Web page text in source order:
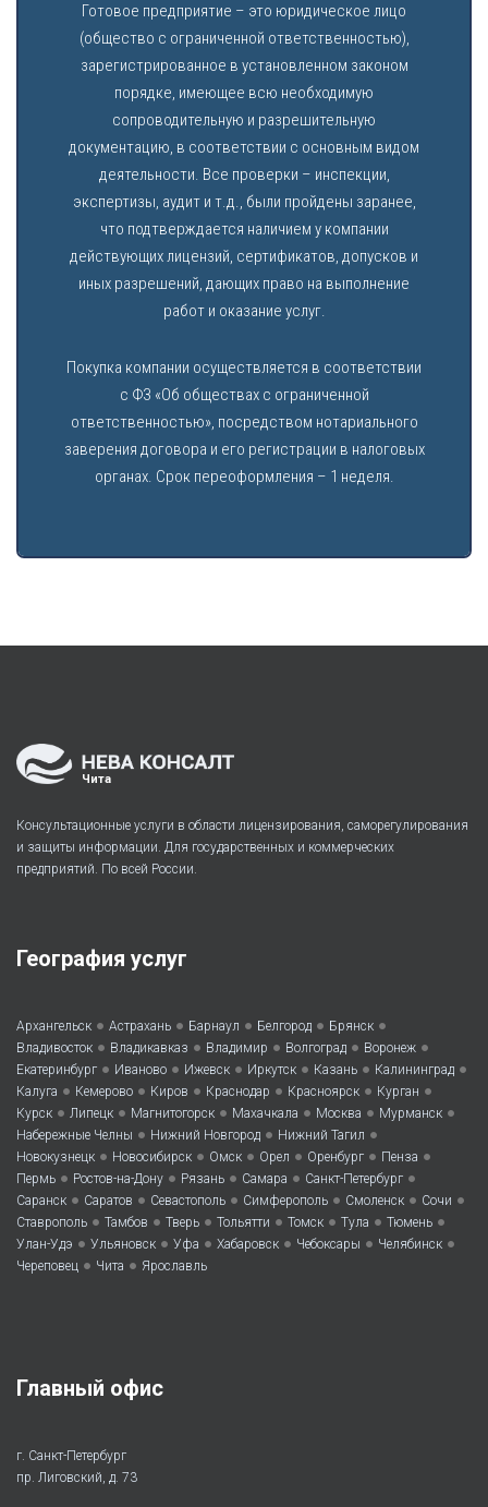
Готовое предприятие – это юридическое лицо
(общество с ограниченной ответственностью),
зарегистрированное в установленном законом
порядке, имеющее всю необходимую
сопроводительную и разрешительную
документацию, в соответствии с основным видом
деятельности. Все проверки – инспекции,
экспертизы, аудит и т.д., были пройдены заранее,
что подтверждается наличием у компании
действующих лицензий, сертификатов, допусков и
иных разрешений, дающих право на выполнение
работ и оказание услуг.
Покупка компании осуществляется в соответствии
с ФЗ «Об обществах с ограниченной
ответственностью», посредством нотариального
заверения договора и его регистрации в налоговых
органах. Срок переоформления – 1 неделя.
Чита
Консультационные услуги в области лицензирования, саморегулирования
и защиты информации. Для государственных и коммерческих
предприятий. По всей России.
География услуг
Архангельск • Астрахань • Барнаул • Белгород • Брянск •
Владивосток • Владикавказ • Владимир • Волгоград • Воронеж •
Екатеринбург • Иваново • Ижевск • Иркутск • Казань • Калининград •
Калуга • Кемерово • Киров • Краснодар • Красноярск • Курган •
Курск • Липецк • Магнитогорск • Махачкала • Москва • Мурманск •
Набережные Челны • Нижний Новгород • Нижний Тагил •
Новокузнецк • Новосибирск • Омск • Орел • Оренбург • Пенза •
Пермь • Ростов-на-Дону • Рязань • Самара • Санкт-Петербург •
Саранск • Саратов • Севастополь • Симферополь • Смоленск • Сочи •
Ставрополь • Тамбов • Тверь • Тольятти • Томск • Тула • Тюмень •
Улан-Удэ • Ульяновск • Уфа • Хабаровск • Чебоксары • Челябинск •
Череповец • Чита • Ярославль
Главный офис
г. Санкт-Петербург
пр. Лиговский, д. 73